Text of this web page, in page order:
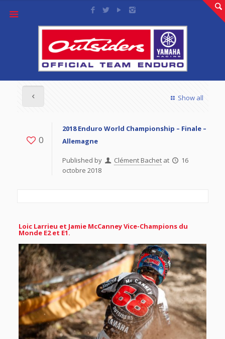
Show all
0
2018 Enduro World Championship – Finale –
Allemagne
Published by Clément Bachet at
16
octobre 2018
Loic Larrieu et Jamie McCanney Vice-Champions du
Monde E2 et E1.